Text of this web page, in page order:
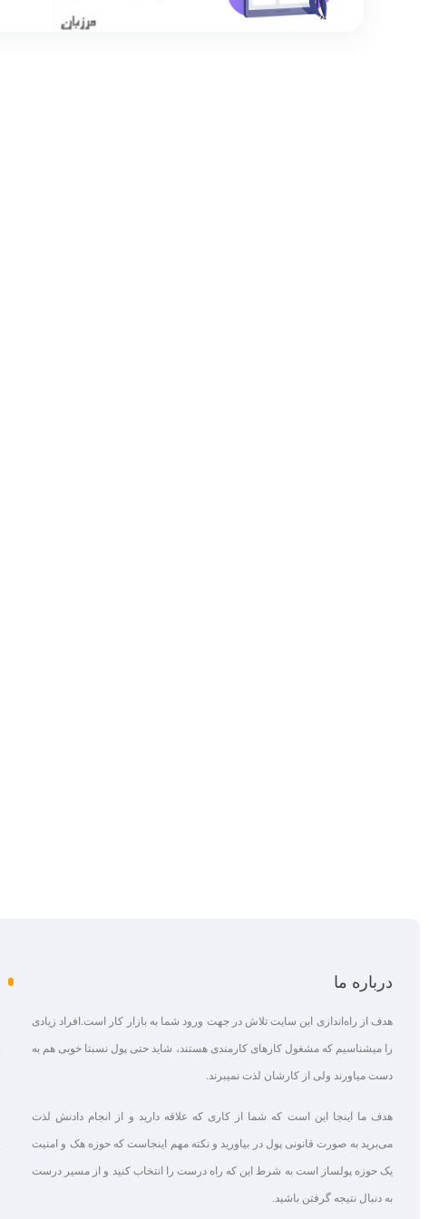
درباره ما
هدف از راه‌اندازی این سایت تلاش در جهت ورود شما به بازار کار است.افراد زیادی
را میشناسیم که مشغول کارهای کارمندی هستند، شاید حتی پول نسبتا خوبی هم به
دست میاورند ولی از کارشان لذت نمیبرند.
هدف ما اینجا این است که شما از کاری که علاقه‌ دارید و از انجام دادنش لذت
می‌برید به صورت قانونی پول در بیاورید و نکته مهم اینجاست که حوزه هک و امنیت
یک حوزه پولساز است به شرط این که راه درست را انتخاب کنید و از مسیر درست
به دنبال نتیجه گرفتن باشید.